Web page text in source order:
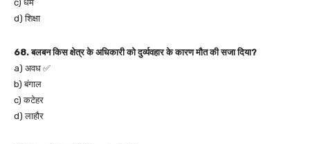
c) धर्म
d) शिक्षा
68. बलबन किस क्षेत्र के अधिकारी को दुर्व्यवहार के कारण मौत की सजा दिया?
a) अवध ✅
b) बंगाल
c) कटेहर
d) लाहौर